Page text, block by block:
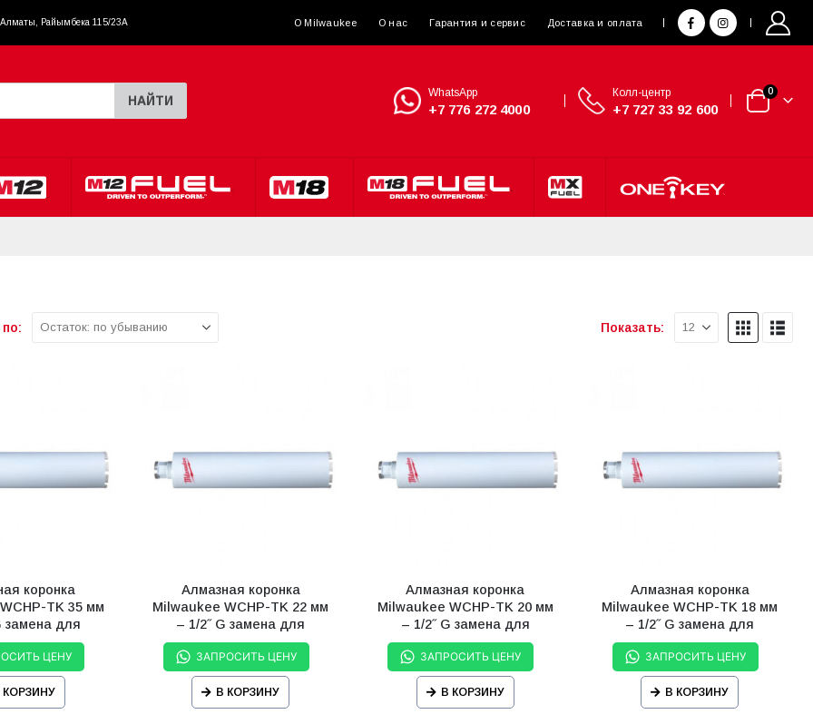
Алматы, Райымбека 115/23A О Milwaukee О нас Гарантия и сервис Доставка и оплата
НАЙТИ
WhatsApp
+7 776 272 4000
Колл-центр
+7 727 33 92 600
0
Показать:
коронка
TK 35 мм
замена для
ЦЕНУ
КОРЗИНУ
Алмазная коронка
Milwaukee WCHP-TK 22 мм
– 1/2˝ G замена для
(4932352080)
ЗАПРОСИТЬ ЦЕНУ
В КОРЗИНУ
Алмазная коронка
Milwaukee WCHP-TK 20 мм
– 1/2˝ G замена для
(4932352079)
ЗАПРОСИТЬ ЦЕНУ
В КОРЗИНУ
Алмазная коронка
Milwaukee WCHP-TK 18 мм
– 1/2˝ G замена для
(4932352078)
ЗАПРОСИТЬ ЦЕНУ
В КОРЗИНУ